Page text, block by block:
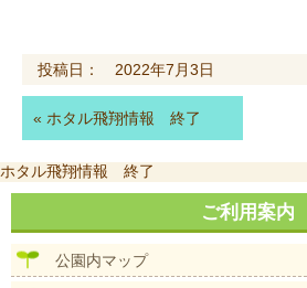
投稿日： 2022年7月3日
« ホタル飛翔情報 終了
投
稿
ビ
ホタル飛翔情報 終了
ご利用案内
公園内マップ